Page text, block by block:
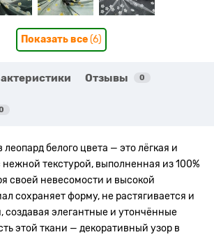
Показать все(6)
Отзывы 0
леопард белого цвета — это лёгкая и
нежной текстурой, выполненная из 100%
своей невесомости и высокой
сохраняет форму, не растягивается и
создавая элегантные и утончённые
этой ткани — декоративный узор в